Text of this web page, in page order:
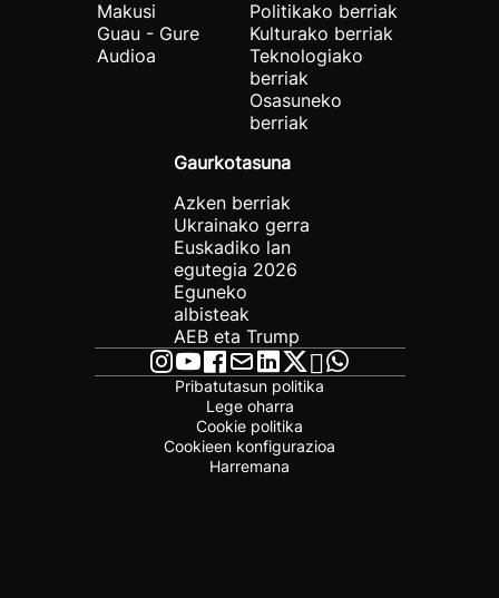
Makusi
Guau - Gure
Audioa
Politikako berriak
Kulturako berriak
Teknologiako
berriak
Osasuneko
berriak
Gaurkotasuna
Azken berriak
Ukrainako gerra
Euskadiko lan
egutegia 2026
Eguneko
albisteak
AEB eta Trump
Pribatutasun politika
Lege oharra
Cookie politika
Cookieen konfigurazioa
Harremana